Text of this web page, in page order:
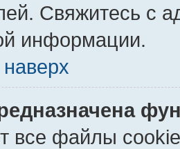
Свяжитесь с
информации.
все файлы